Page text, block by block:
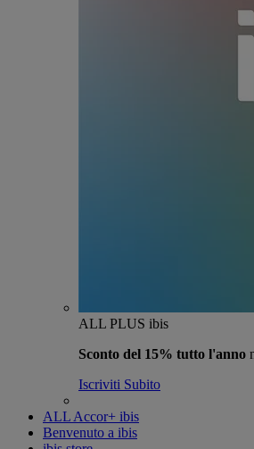
ALL PLUS ibis
Sconto del 15% tutto l'anno
Iscriviti Subito
ALL Accor+ ibis
Benvenuto a ibis